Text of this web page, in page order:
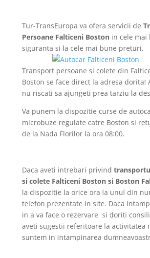
Tur-TransEuropa va ofera servicii de
Persoane Falticeni Bostonin cele mai
siguranta si la cele mai bune preturi.
Transport persoane si colete din
Boston se face direct la adresa dorita!
nu riscati sa ajungeti prea tarziu la
Va punem la dispozitie curse de
microbuze regulate catre Boston si
de la Nada Florilor la ora 08:00.
Daca aveti intrebari privind
si colete Falticeni Boston si Boston
la dispozitie la orice ora la unul din
telefon prezentate in site. Daca
in a va face o rezervare si doriti
aveti sugestii referitoare la activitatea
suntem in intampinarea